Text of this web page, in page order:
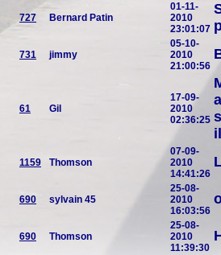
727 Bernard Patin
01-11-
2010
23:01:07
731 jimmy
05-10-
2010
21:00:56
61 Gil
17-09-
2010
02:36:25
1159 Thomson
07-09-
2010
14:41:26
690 sylvain 45
25-08-
2010
16:03:56
690 Thomson
25-08-
2010
11:39:30